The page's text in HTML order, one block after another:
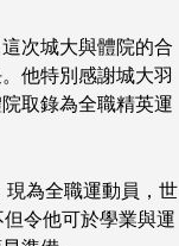
次城大與體院的合
他特別感謝城大羽
取錄為全職精英運
現為全職運動員，世
令他可於學業與運